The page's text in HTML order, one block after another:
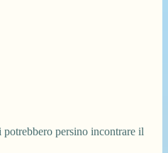
persino incontrare il